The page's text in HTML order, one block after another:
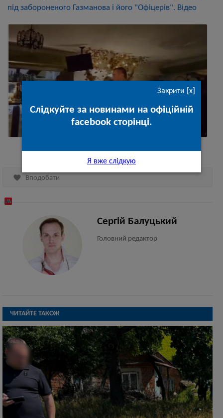
під забороненого Газманова і його "Офіцерів". Відео
 Вподобати
Сергій Балуцький
Головний редактор
ЧИТАЙТЕ ТАКОЖ
Закрити [x]
Слідкуйте за новинами на офіційній
facebook сторінці.
Я вже слідкую